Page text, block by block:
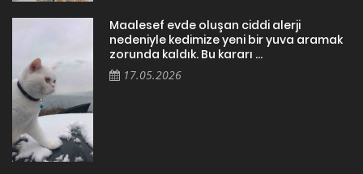
Maalesef evde oluşan ciddi alerji
nedeniyle kedimize yeni bir yuva aramak
zorunda kaldık. Bu kararı ...
17.05.2026